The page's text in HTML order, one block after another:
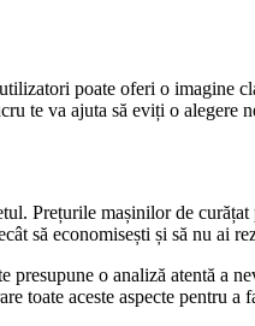
poate oferi o imagine
te va ajuta să eviți o alegere
Prețurile mașinilor de
să economisești și să nu ai
presupune o analiză atentă a
toate aceste aspecte pentru a